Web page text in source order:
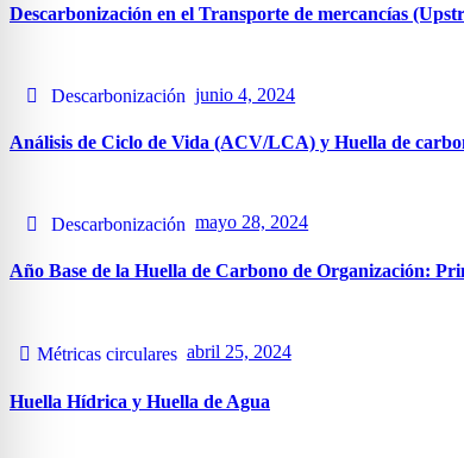
Descarbonización en el Transporte de mercancías
Descarbonización junio 4, 2024
Análisis de Ciclo de Vida (ACV/LCA) y Huella de
Descarbonización mayo 28, 2024
Año Base de la Huella de Carbono de Organización:
Métricas circulares abril 25, 2024
Huella Hídrica y Huella de Agua